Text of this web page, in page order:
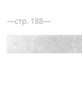
—стр. 188—